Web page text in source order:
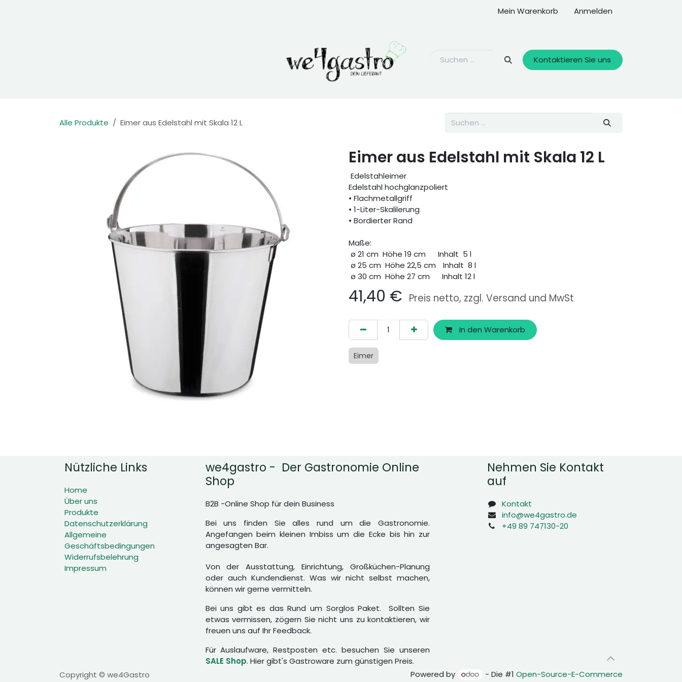
Mein Warenkorb Anmelden
Kontaktieren Sie uns
Alle Produkte Eimer aus Edelstahl mit Skala 12 L
Eimer aus Edelstahl mit Skala 12 L
Edelstahleimer
Edelstahl hochglanzpoliert
• Flachmetallgriff
• 1-Liter-Skalilerung
• Bordierter Rand
Maße:
ø 21 cm Höhe 19 cm
​Inhalt 5 l
ø 25 cm Höhe 22,5 cm
​Inhalt 8 l
ø 30 cm Höhe 27 cm
Inhalt 12 l
41,40 € Preis netto, zzgl. Versand und MwSt
In den Warenkorb
Eimer
Nützliche Links
Home
Über uns
Produkte
Datenschutzerklärung
Allgemeine
Geschäftsbedingungen
Widerrufsbelehrung
Impressum
we4gastro - Der Gastronomie Online
Shop
B2B -Online Shop für dein Business
Bei uns finden Sie alles rund um die Gastronomie.
Angefangen beim kleinen Imbiss um die Ecke bis hin zur
angesagten Bar.
Von der Ausstattung, Einrichtung, Großküchen-Planung
oder auch Kundendienst. Was wir nicht selbst machen,
können wir gerne vermitteln.
Bei uns gibt es das Rund um Sorglos Paket. Sollten Sie
etwas vermissen, zögern Sie nicht uns zu kontaktieren, wir
freuen uns auf Ihr Feedback.
Für Auslaufware, Restposten etc. besuchen Sie unseren
SALE Shop. Hier gibt's Gastroware zum günstigen Preis.
Nehmen Sie Kontakt
auf
Kontakt
info@we4gastro.de
+49 89 747130-20
Copyright © we4Gastro Powered by - Die #1 Open-Source-E-Commerce